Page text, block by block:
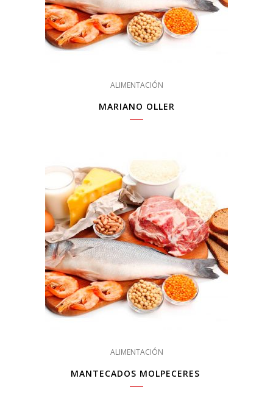
ALIMENTACIÓN
MARIANO OLLER
ALIMENTACIÓN
MANTECADOS MOLPECERES